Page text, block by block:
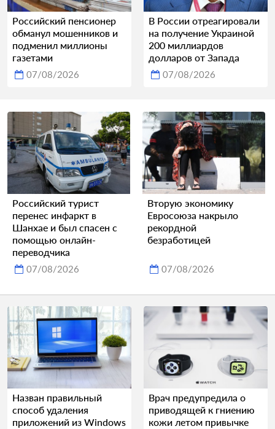
Российский пенсионер
обманул мошенников и
подменил миллионы
газетами
07/08/2026
В России отреагировали
на получение Украиной
200 миллиардов
долларов от Запада
07/08/2026
Российский турист
перенес инфаркт в
Шанхае и был спасен с
помощью онлайн-
переводчика
07/08/2026
Вторую экономику
Евросоюза накрыло
рекордной
безработицей
07/08/2026
Назван правильный
способ удаления
приложений из Windows
Врач предупредила о
приводящей к гниению
кожи летом привычке